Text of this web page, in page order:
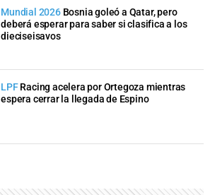
Mundial 2026 Bosnia goleó a Qatar, pero
deberá esperar para saber si clasifica a los
dieciseisavos
LPF Racing acelera por Ortegoza mientras
espera cerrar la llegada de Espino